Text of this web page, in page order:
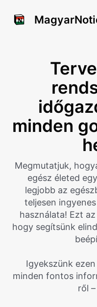
minden
Megmutatjuk,
egész életed
legjobb az
teljesen
használata! Ezt
hogy segítsünk
Igyekszünk
minden fontos
ről